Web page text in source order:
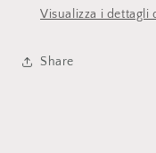
Visualizza i dettagli
Share